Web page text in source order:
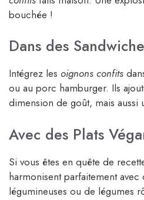
bouchée !
Dans des
Intégrez les oignons confits
ou au porc hamburger. Ils
dimension de goût, mais aussi
Avec des Plats
Si vous êtes en quête de
harmonisent parfaitement avec
légumineuses ou de légumes